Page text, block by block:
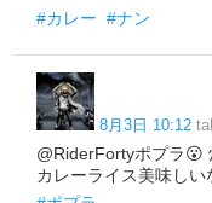
#カレー #ナン
8月3日 10:12
@RiderFortyポプラ😮
カレーライス美味しい